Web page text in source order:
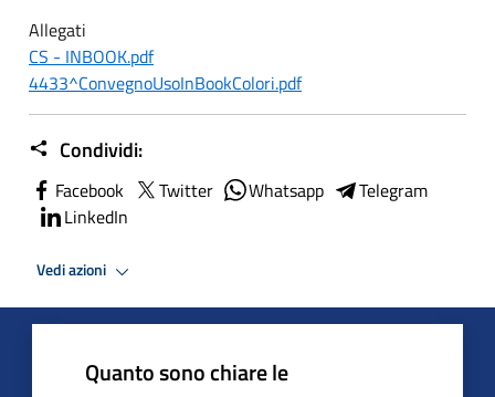
Allegati
CS - INBOOK.pdf
4433^ConvegnoUsoInBookColori.pdf
Condividi:
Facebook Twitter Whatsapp
Telegram
LinkedIn
Vedi azioni
Quanto sono chiare le